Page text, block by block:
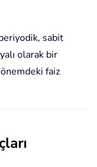
sabit
olarak bir
faiz